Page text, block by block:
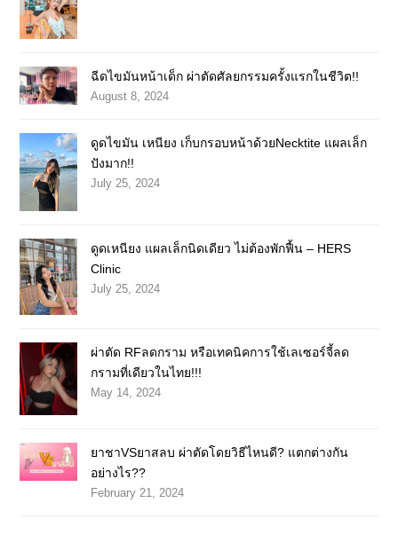
ฉีดไขมันหน้าเด็ก ผ่าตัดศัลยกรรมครั้งแรกในชีวิต!!
August 8, 2024
ดูดไขมัน เหนียง เก็บกรอบหน้าด้วยNecktite แผลเล็ก
ปังมาก!!
July 25, 2024
ดูดเหนียง แผลเล็กนิดเดียว ไม่ต้องพักฟื้น – HERS
Clinic
July 25, 2024
ผ่าตัด RFลดกราม หรือเทคนิคการใช้เลเซอร์จี้ลด
กรามที่เดียวในไทย!!!
May 14, 2024
ยาชาVSยาสลบ ผ่าตัดโดยวิธีไหนดี? แตกต่างกัน
อย่างไร??
February 21, 2024